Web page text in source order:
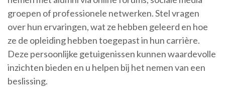
groepen of professionele netwerken. Stel vragen
over hun ervaringen, wat ze hebben geleerd en hoe
ze de opleiding hebben toegepast in hun carrière.
Deze persoonlijke getuigenissen kunnen waardevolle
inzichten bieden en u helpen bij het nemen van een
beslissing.